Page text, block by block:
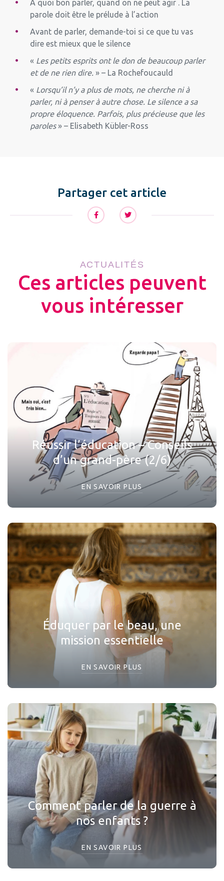
A quoi bon parler, quand on ne peut agir . La
parole doit être le prélude à l’action
Avant de parler, demande-toi si ce que tu vas
dire est mieux que le silence
« Les petits esprits ont le don de beaucoup parler
et de ne rien dire. » – La Rochefoucauld
« Lorsqu’il n’y a plus de mots, ne cherche ni à
parler, ni à penser à autre chose. Le silence a sa
propre éloquence. Parfois, plus précieuse que les
paroles» – Elisabeth Kübler-Ross
Partager cet article
ACTUALITÉS
Ces articles peuvent
vous intéresser
Réussir l’éducation – Conseils
d’un grand-père (2/6)
EN SAVOIR PLUS
Éduquer par le beau, une
mission essentielle
EN SAVOIR PLUS
Comment parler de la guerre à
nos enfants ?
EN SAVOIR PLUS